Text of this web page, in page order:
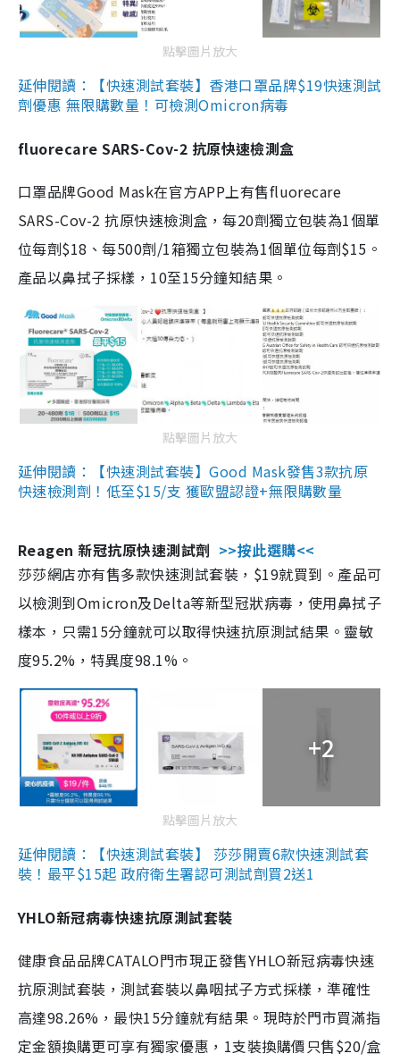
點擊圖片放大
延伸閱讀：【快速測試套裝】香港口罩品牌$19快速測試
劑優惠 無限購數量！可檢測Omicron病毒
fluorecare SARS-Cov-2 抗原快速檢測盒
口罩品牌Good Mask在官方APP上有售fluorecare
SARS-Cov-2 抗原快速檢測盒，每20劑獨立包裝為1個單
位每劑$18、每500劑/1箱獨立包裝為1個單位每劑$15。
產品以鼻拭子採樣，10至15分鐘知結果。
點擊圖片放大
延伸閱讀：【快速測試套裝】Good Mask發售3款抗原
快速檢測劑！低至$15/支 獲歐盟認證+無限購數量
Reagen 新冠抗原快速測試劑 >>按此選購<<
莎莎網店亦有售多款快速測試套裝，$19就買到。產品可
以檢測到Omicron及Delta等新型冠狀病毒，使用鼻拭子
樣本，只需15分鐘就可以取得快速抗原測試結果。靈敏
度95.2%，特異度98.1%。
+2
點擊圖片放大
延伸閱讀：【快速測試套裝】 莎莎開賣6款快速測試套
裝！最平$15起 政府衛生署認可測試劑買2送1
YHLO新冠病毒快速抗原測試套裝
健康食品品牌CATALO門市現正發售YHLO新冠病毒快速
抗原測試套裝，測試套裝以鼻咽拭子方式採樣，準確性
高達98.26%，最快15分鐘就有結果。現時於門市買滿指
定金額換購更可享有獨家優惠，1支裝換購價只售$20/盒